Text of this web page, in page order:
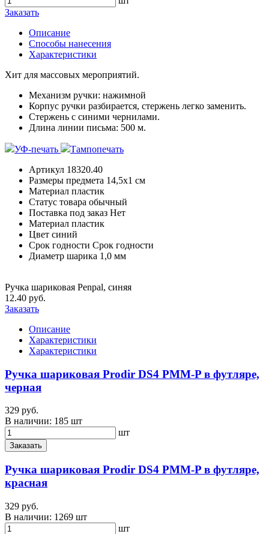
Заказать
Описание
Способы нанесения
Характеристики
Хит для массовых мероприятий.
Механизм ручки: нажимной
Корпус ручки разбирается, стержень легко заменить.
Стержень с синими чернилами.
Длина линии письма: 500 м.
УФ-печать
Тампопечать
Артикул 18320.40
Размеры предмета 14,5х1 см
Материал пластик
Статус товара обычный
Поставка под заказ Нет
Материал пластик
Цвет синий
Срок годности Срок годности
Диаметр шарика 1,0 мм
Ручка шариковая Penpal, синяя
12.40 руб.
Заказать
Описание
Характеристики
Характеристики
Ручка шариковая Prodir DS4 PMM-P в футляре,
черная
329 руб.
В наличии: 185 шт
шт
Заказать
Ручка шариковая Prodir DS4 PMM-P в футляре,
красная
329 руб.
В наличии: 1269 шт
шт